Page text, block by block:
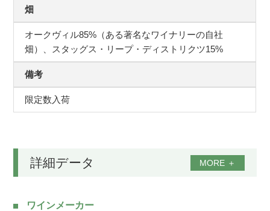
畑
オークヴィル85%（ある著名なワイナリーの自社
畑）、スタッグス・リープ・ディストリクツ15%
備考
限定数入荷
詳細データ MORE ＋
ワインメーカー